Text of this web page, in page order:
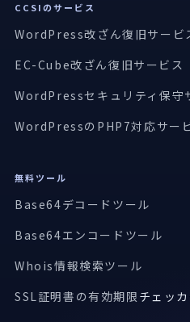
CCSIのサービス
WordPress改ざん復旧サービ
EC-Cube改ざん復旧サービス
WordPressセキュリティ保守
WordPressのPHP7対応サー
無料ツール
Base64デコードツール
Base64エンコードツール
Whois情報検索ツール
SSL証明書の有効期限 チェッ